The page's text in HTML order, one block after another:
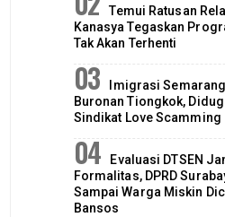
Temui Ratusan
Kanasya Tegaskan
Tak Akan Terhenti
Imigrasi
Buronan Tiongkok,
Sindikat Love Scamming
Evaluasi DTSEN
Formalitas, DPRD
Sampai Warga Miskin
Bansos